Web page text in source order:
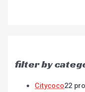
filter by
Citycoco22